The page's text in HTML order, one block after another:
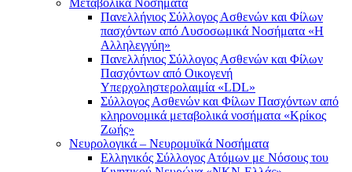
Μεταβολικά Νοσήματα
Πανελλήνιος Σύλλογος Ασθενών και Φίλων
πασχόντων από Λυσοσωμικά Νοσήματα «Η
Αλληλεγγύη»
Πανελλήνιος Σύλλογος Ασθενών και Φίλων
Πασχόντων από Οικογενή
Υπερχοληστερολαιμία «LDL»
Σύλλογος Ασθενών και Φίλων Πασχόντων από
κληρονομικά μεταβολικά νοσήματα «Κρίκος
Ζωής»
Νευρολογικά – Νευρομυϊκά Νοσήματα
Ελληνικός Σύλλογος Ατόμων με Νόσους του